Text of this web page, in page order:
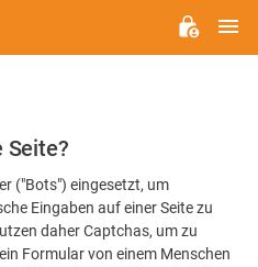
Seite?
("Bots") eingesetzt, um
Eingaben auf einer Seite zu
daher Captchas, um zu
Formular von einem Menschen